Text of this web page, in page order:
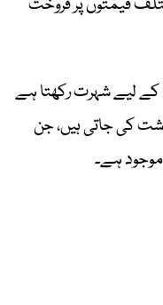
قیمتوں پر فروخت
کے لیے شہرت رکھتا ہے
کی جاتی ہیں، جن
ہے۔